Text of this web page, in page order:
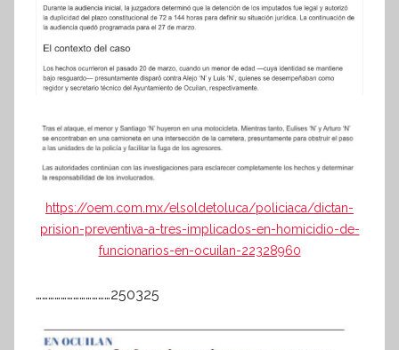
https://oem.com.mx/elsoldetoluca/policiaca/dictan-
prision-preventiva-a-tres-implicados-en-homicidio-de-
funcionarios-en-ocuilan-22328960
………………………………250325